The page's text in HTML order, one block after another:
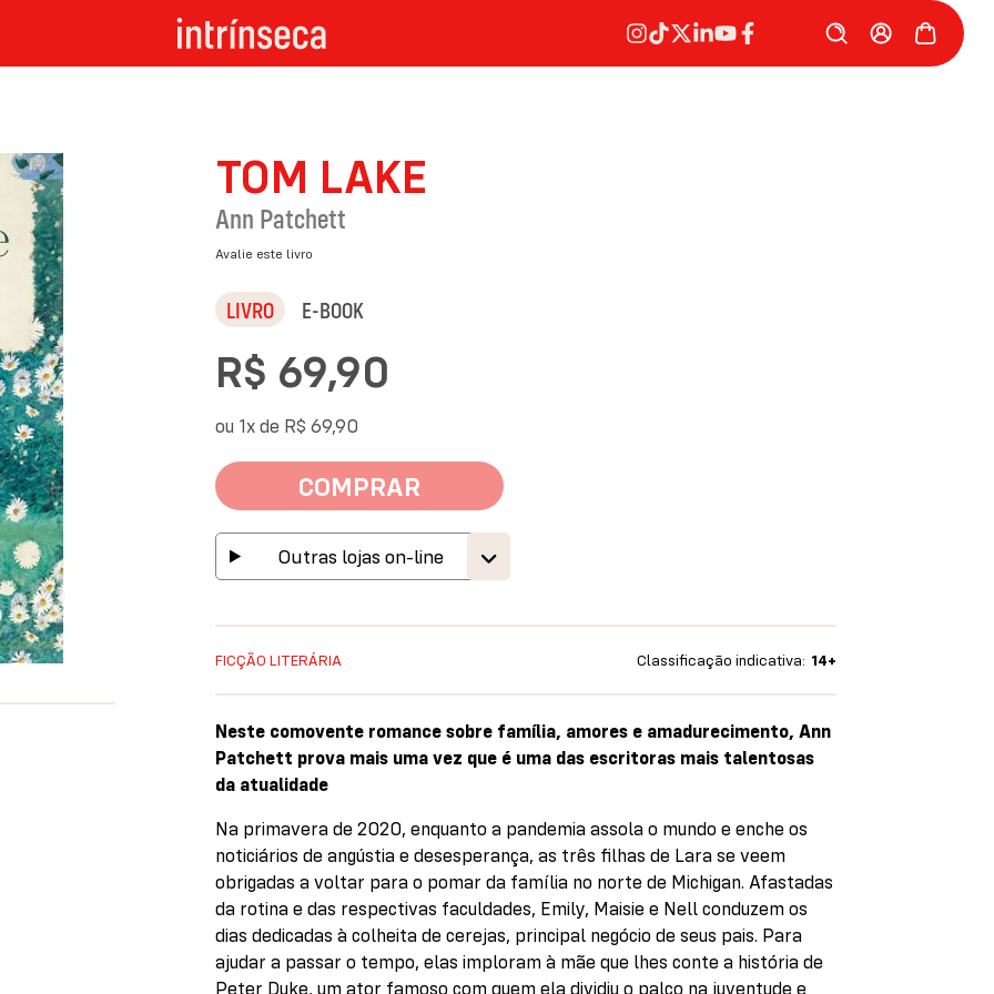
TOM LAKE
Ann Patchett
Avalie este livro
LIVRO E-BOOK
COMPRAR
R$ 69,90
ou 1x de R$ 69,90
Outras lojas on-line
FICÇÃO LITERÁRIA Classificação indicativa: 14+
Neste comovente romance sobre família, amores e amadurecimento, Ann
Patchett prova mais uma vez que é uma das escritoras mais talentosas
da atualidade
Na primavera de 2020, enquanto a pandemia assola o mundo e enche os
noticiários de angústia e desesperança, as três filhas de Lara se veem
obrigadas a voltar para o pomar da família no norte de Michigan. Afastadas
da rotina e das respectivas faculdades, Emily, Maisie e Nell conduzem os
dias dedicadas à colheita de cerejas, principal negócio de seus pais. Para
ajudar a passar o tempo, elas imploram à mãe que lhes conte a história de
Peter Duke, um ator famoso com quem ela dividiu o palco na juventude e